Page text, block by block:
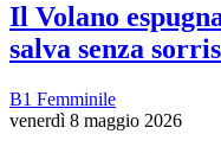
Il Volano
salva senza
B1 Femminile
venerdì 8 maggio 2026